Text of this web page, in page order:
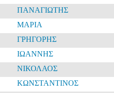
ΠΑΝΑΓΙΩΤΗΣ
ΜΑΡΙΑ
ΓΡΗΓΟΡΗΣ
ΙΩΑΝΝΗΣ
ΝΙΚΟΛΑΟΣ
ΚΩΝΣΤΑΝΤΙΝΟΣ